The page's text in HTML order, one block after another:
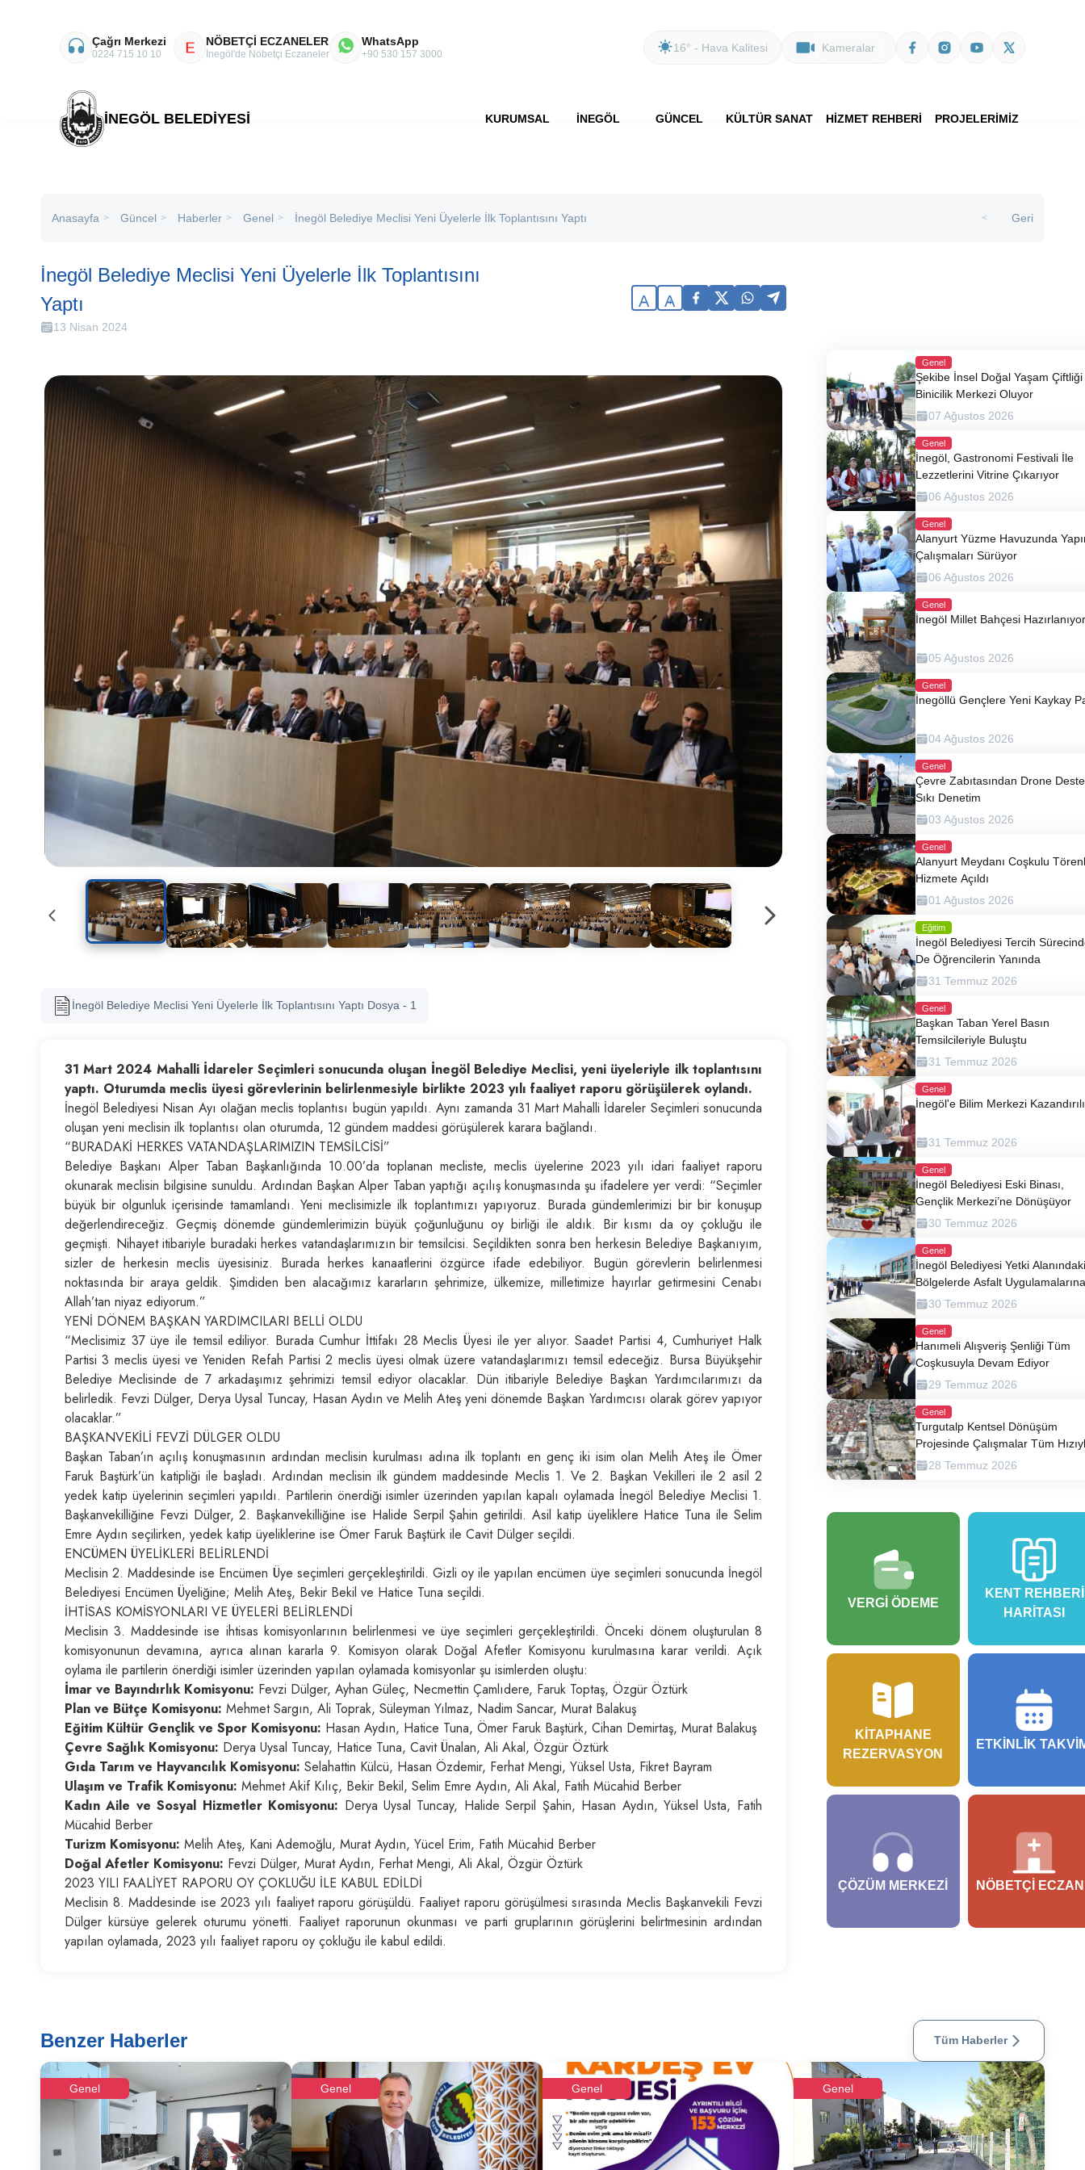
Çağrı Merkezi
0224 715 10 10 E NÖBETÇİ ECZANELER
İnegöl'de Nöbetçi Eczaneler
WhatsApp
+90 530 157 3000
16° - Hava Kalitesi Kameralar
İNEGÖL BELEDİYESİ KURUMSAL İNEGÖL GÜNCEL KÜLTÜR SANAT HİZMET REHBERİ PROJELERİMİZ
Anasayfa > Güncel > Haberler > Genel > İnegöl Belediye Meclisi Yeni Üyelerle İlk Toplantısını Yaptı > Geri
İnegöl Belediye Meclisi Yeni Üyelerle İlk Toplantısını
Yaptı
13 Nisan 2024
A A
İnegöl Belediye Meclisi Yeni Üyelerle İlk Toplantısını Yaptı Dosya - 1
31 Mart 2024 Mahalli İdareler Seçimleri sonucunda oluşan İnegöl Belediye Meclisi, yeni üyeleriyle ilk toplantısını
yaptı. Oturumda meclis üyesi görevlerinin belirlenmesiyle birlikte 2023 yılı faaliyet raporu görüşülerek oylandı.
İnegöl Belediyesi Nisan Ayı olağan meclis toplantısı bugün yapıldı. Aynı zamanda 31 Mart Mahalli İdareler Seçimleri sonucunda
oluşan yeni meclisin ilk toplantısı olan oturumda, 12 gündem maddesi görüşülerek karara bağlandı.
“BURADAKİ HERKES VATANDAŞLARIMIZIN TEMSİLCİSİ”
Belediye Başkanı Alper Taban Başkanlığında 10.00’da toplanan mecliste, meclis üyelerine 2023 yılı idari faaliyet raporu
okunarak meclisin bilgisine sunuldu. Ardından Başkan Alper Taban yaptığı açılış konuşmasında şu ifadelere yer verdi: “Seçimler
büyük bir olgunluk içerisinde tamamlandı. Yeni meclisimizle ilk toplantımızı yapıyoruz. Burada gündemlerimizi bir bir konuşup
değerlendireceğiz. Geçmiş dönemde gündemlerimizin büyük çoğunluğunu oy birliği ile aldık. Bir kısmı da oy çokluğu ile
geçmişti. Nihayet itibariyle buradaki herkes vatandaşlarımızın bir temsilcisi. Seçildikten sonra ben herkesin Belediye Başkanıyım,
sizler de herkesin meclis üyesisiniz. Burada herkes kanaatlerini özgürce ifade edebiliyor. Bugün görevlerin belirlenmesi
noktasında bir araya geldik. Şimdiden ben alacağımız kararların şehrimize, ülkemize, milletimize hayırlar getirmesini Cenabı
Allah’tan niyaz ediyorum.”
YENİ DÖNEM BAŞKAN YARDIMCILARI BELLİ OLDU
“Meclisimiz 37 üye ile temsil ediliyor. Burada Cumhur İttifakı 28 Meclis Üyesi ile yer alıyor. Saadet Partisi 4, Cumhuriyet Halk
Partisi 3 meclis üyesi ve Yeniden Refah Partisi 2 meclis üyesi olmak üzere vatandaşlarımızı temsil edeceğiz. Bursa Büyükşehir
Belediye Meclisinde de 7 arkadaşımız şehrimizi temsil ediyor olacaklar. Dün itibariyle Belediye Başkan Yardımcılarımızı da
belirledik. Fevzi Dülger, Derya Uysal Tuncay, Hasan Aydın ve Melih Ateş yeni dönemde Başkan Yardımcısı olarak görev yapıyor
olacaklar.”
BAŞKANVEKİLİ FEVZİ DÜLGER OLDU
Başkan Taban’ın açılış konuşmasının ardından meclisin kurulması adına ilk toplantı en genç iki isim olan Melih Ateş ile Ömer
Faruk Baştürk’ün katipliği ile başladı. Ardından meclisin ilk gündem maddesinde Meclis 1. Ve 2. Başkan Vekilleri ile 2 asil 2
yedek katip üyelerinin seçimleri yapıldı. Partilerin önerdiği isimler üzerinden yapılan kapalı oylamada İnegöl Belediye Meclisi 1.
Başkanvekilliğine Fevzi Dülger, 2. Başkanvekilliğine ise Halide Serpil Şahin getirildi. Asil katip üyeliklere Hatice Tuna ile Selim
Emre Aydın seçilirken, yedek katip üyeliklerine ise Ömer Faruk Baştürk ile Cavit Dülger seçildi.
ENCÜMEN ÜYELİKLERİ BELİRLENDİ
Meclisin 2. Maddesinde ise Encümen Üye seçimleri gerçekleştirildi. Gizli oy ile yapılan encümen üye seçimleri sonucunda İnegöl
Belediyesi Encümen Üyeliğine; Melih Ateş, Bekir Bekil ve Hatice Tuna seçildi.
İHTİSAS KOMİSYONLARI VE ÜYELERİ BELİRLENDİ
Meclisin 3. Maddesinde ise ihtisas komisyonlarının belirlenmesi ve üye seçimleri gerçekleştirildi. Önceki dönem oluşturulan 8
komisyonunun devamına, ayrıca alınan kararla 9. Komisyon olarak Doğal Afetler Komisyonu kurulmasına karar verildi. Açık
oylama ile partilerin önerdiği isimler üzerinden yapılan oylamada komisyonlar şu isimlerden oluştu:
İmar ve Bayındırlık Komisyonu: Fevzi Dülger, Ayhan Güleç, Necmettin Çamlıdere, Faruk Toptaş, Özgür Öztürk
Plan ve Bütçe Komisyonu: Mehmet Sargın, Ali Toprak, Süleyman Yılmaz, Nadim Sancar, Murat Balakuş
Eğitim Kültür Gençlik ve Spor Komisyonu: Hasan Aydın, Hatice Tuna, Ömer Faruk Baştürk, Cihan Demirtaş, Murat Balakuş
Çevre Sağlık Komisyonu: Derya Uysal Tuncay, Hatice Tuna, Cavit Ünalan, Ali Akal, Özgür Öztürk
Gıda Tarım ve Hayvancılık Komisyonu: Selahattin Külcü, Hasan Özdemir, Ferhat Mengi, Yüksel Usta, Fikret Bayram
Ulaşım ve Trafik Komisyonu: Mehmet Akif Kılıç, Bekir Bekil, Selim Emre Aydın, Ali Akal, Fatih Mücahid Berber
Kadın Aile ve Sosyal Hizmetler Komisyonu: Derya Uysal Tuncay, Halide Serpil Şahin, Hasan Aydın, Yüksel Usta, Fatih
Mücahid Berber
Turizm Komisyonu: Melih Ateş, Kani Ademoğlu, Murat Aydın, Yücel Erim, Fatih Mücahid Berber
Doğal Afetler Komisyonu: Fevzi Dülger, Murat Aydın, Ferhat Mengi, Ali Akal, Özgür Öztürk
2023 YILI FAALİYET RAPORU OY ÇOKLUĞU İLE KABUL EDİLDİ
Meclisin 8. Maddesinde ise 2023 yılı faaliyet raporu görüşüldü. Faaliyet raporu görüşülmesi sırasında Meclis Başkanvekili Fevzi
Dülger kürsüye gelerek oturumu yönetti. Faaliyet raporunun okunması ve parti gruplarının görüşlerini belirtmesinin ardından
yapılan oylamada, 2023 yılı faaliyet raporu oy çokluğu ile kabul edildi.
Genel
Şekibe İnsel Doğal Yaşam Çiftliği
Binicilik Merkezi Oluyor
07 Ağustos 2026
Genel
İnegöl, Gastronomi Festivali İle
Lezzetlerini Vitrine Çıkarıyor
06 Ağustos 2026
Genel
Alanyurt Yüzme Havuzunda
Çalışmaları Sürüyor
06 Ağustos 2026
Genel
İnegöl Millet Bahçesi Hazırlanıyor
05 Ağustos 2026
Genel
İnegöllü Gençlere Yeni Kaykay
04 Ağustos 2026
Genel
Çevre Zabıtasından Drone
Sıkı Denetim
03 Ağustos 2026
Genel
Alanyurt Meydanı Coşkulu
Hizmete Açıldı
01 Ağustos 2026
Eğitim
İnegöl Belediyesi Tercih
De Öğrencilerin Yanında
31 Temmuz 2026
Genel
Başkan Taban Yerel Basın
Temsilcileriyle Buluştu
31 Temmuz 2026
Genel
İnegöl'e Bilim Merkezi
31 Temmuz 2026
Genel
İnegöl Belediyesi Eski Binası,
Gençlik Merkezi’ne Dönüşüyor
30 Temmuz 2026
Genel
İnegöl Belediyesi Yetki Alanındaki
Bölgelerde Asfalt Uygulamalarına
Devam Ediyor
30 Temmuz 2026
Genel
Hanımeli Alışveriş Şenliği Tüm
Coşkusuyla Devam Ediyor
29 Temmuz 2026
Genel
Turgutalp Kentsel Dönüşüm
Projesinde Çalışmalar Tüm
Sürüyor
28 Temmuz 2026
VERGI ÖDEME
KENT REHBERI
HARITASI
KITAPHANE
REZERVASYON
ETKINLIK
ÇÖZÜM MERKEZI NÖBETÇI
Benzer Haberler Tüm Haberler
Genel Genel Genel Genel